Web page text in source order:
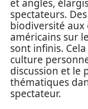
et angles,
spectateurs.
biodiversité
américains sur
sont infinis.
culture
discussion et le
thématiques
spectateur.